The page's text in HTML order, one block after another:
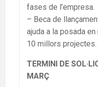
fases de l’empresa.
– Beca de
ajuda a la posada
10 millors projectes.
TERMINI DE
MARÇ